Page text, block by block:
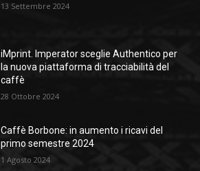
13 Settembre 2024
iMprint. Imperator sceglie Authentico per
la nuova piattaforma di tracciabilità del
caffè
28 Ottobre 2024
Caffè Borbone: in aumento i ricavi del
primo semestre 2024
1 Agosto 2024